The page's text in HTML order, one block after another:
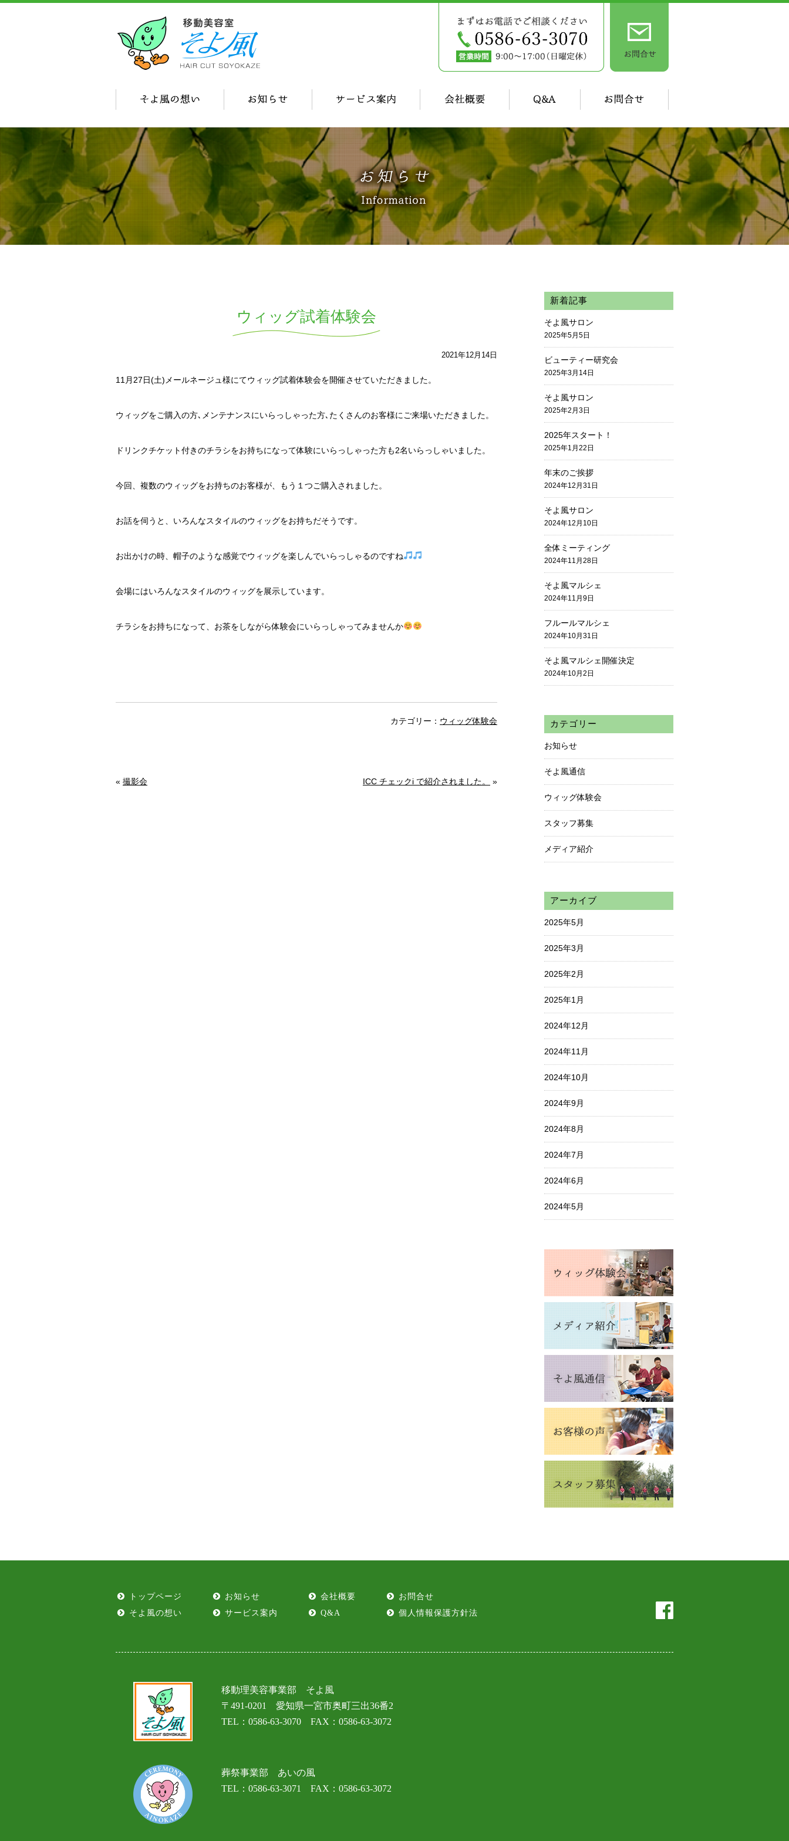
ウィッグ試着体験会
2021年12月14日
11月27日(土)メールネージュ様にてウィッグ試着体験会を開催させていただきました。
ウィッグをご購入の方､メンテナンスにいらっしゃった方､たくさんのお客様にご来場いただきました。
ドリンクチケット付きのチラシをお持ちになって体験にいらっしゃった方も2名いらっしゃいました。
今回、複数のウィッグをお持ちのお客様が、もう１つご購入されました。
お話を伺うと、いろんなスタイルのウィッグをお持ちだそうです。
お出かけの時、帽子のような感覚でウィッグを楽しんでいらっしゃるのですね
会場にはいろんなスタイルのウィッグを展示しています。
チラシをお持ちになって、お茶をしながら体験会にいらっしゃってみませんか
カテゴリー： ウィッグ体験会
« 撮影会 ICC チェックi で紹介されました。 »
新着記事
そよ風サロン
2025年5月5日
ビューティー研究会
2025年3月14日
そよ風サロン
2025年2月3日
2025年スタート！
2025年1月22日
年末のご挨拶
2024年12月31日
そよ風サロン
2024年12月10日
全体ミーティング
2024年11月28日
そよ風マルシェ
2024年11月9日
フルールマルシェ
2024年10月31日
そよ風マルシェ開催決定
2024年10月2日
カテゴリー
お知らせ
そよ風通信
ウィッグ体験会
スタッフ募集
メディア紹介
アーカイブ
2025年5月
2025年3月
2025年2月
2025年1月
2024年12月
2024年11月
2024年10月
2024年9月
2024年8月
2024年7月
2024年6月
2024年5月
トップページ
そよ風の想い
お知らせ
サービス案内
会社概要
Q&A
お問合せ
個人情報保護方針法
移動理美容事業部 そよ風
〒491-0201 愛知県一宮市奥町三出36番2
TEL：0586-63-3070 FAX：0586-63-3072
葬祭事業部 あいの風
TEL：0586-63-3071 FAX：0586-63-3072